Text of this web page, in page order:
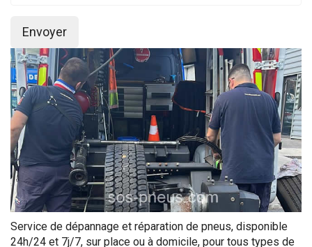
Envoyer
Service de dépannage et réparation de pneus, disponible
24h/24 et 7j/7, sur place ou à domicile, pour tous types de